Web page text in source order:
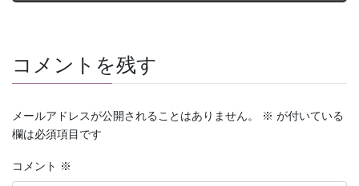
コメントを残す
メールアドレスが公開されることはありません。 ※ が付いている
欄は必須項目です
コメント ※